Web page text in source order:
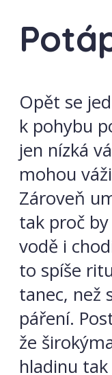
Opět se
k pohybu
jen nízká
mohou
Zároveň
tak proč
vodě i
to spíše
tanec, než
páření.
že
hladinu